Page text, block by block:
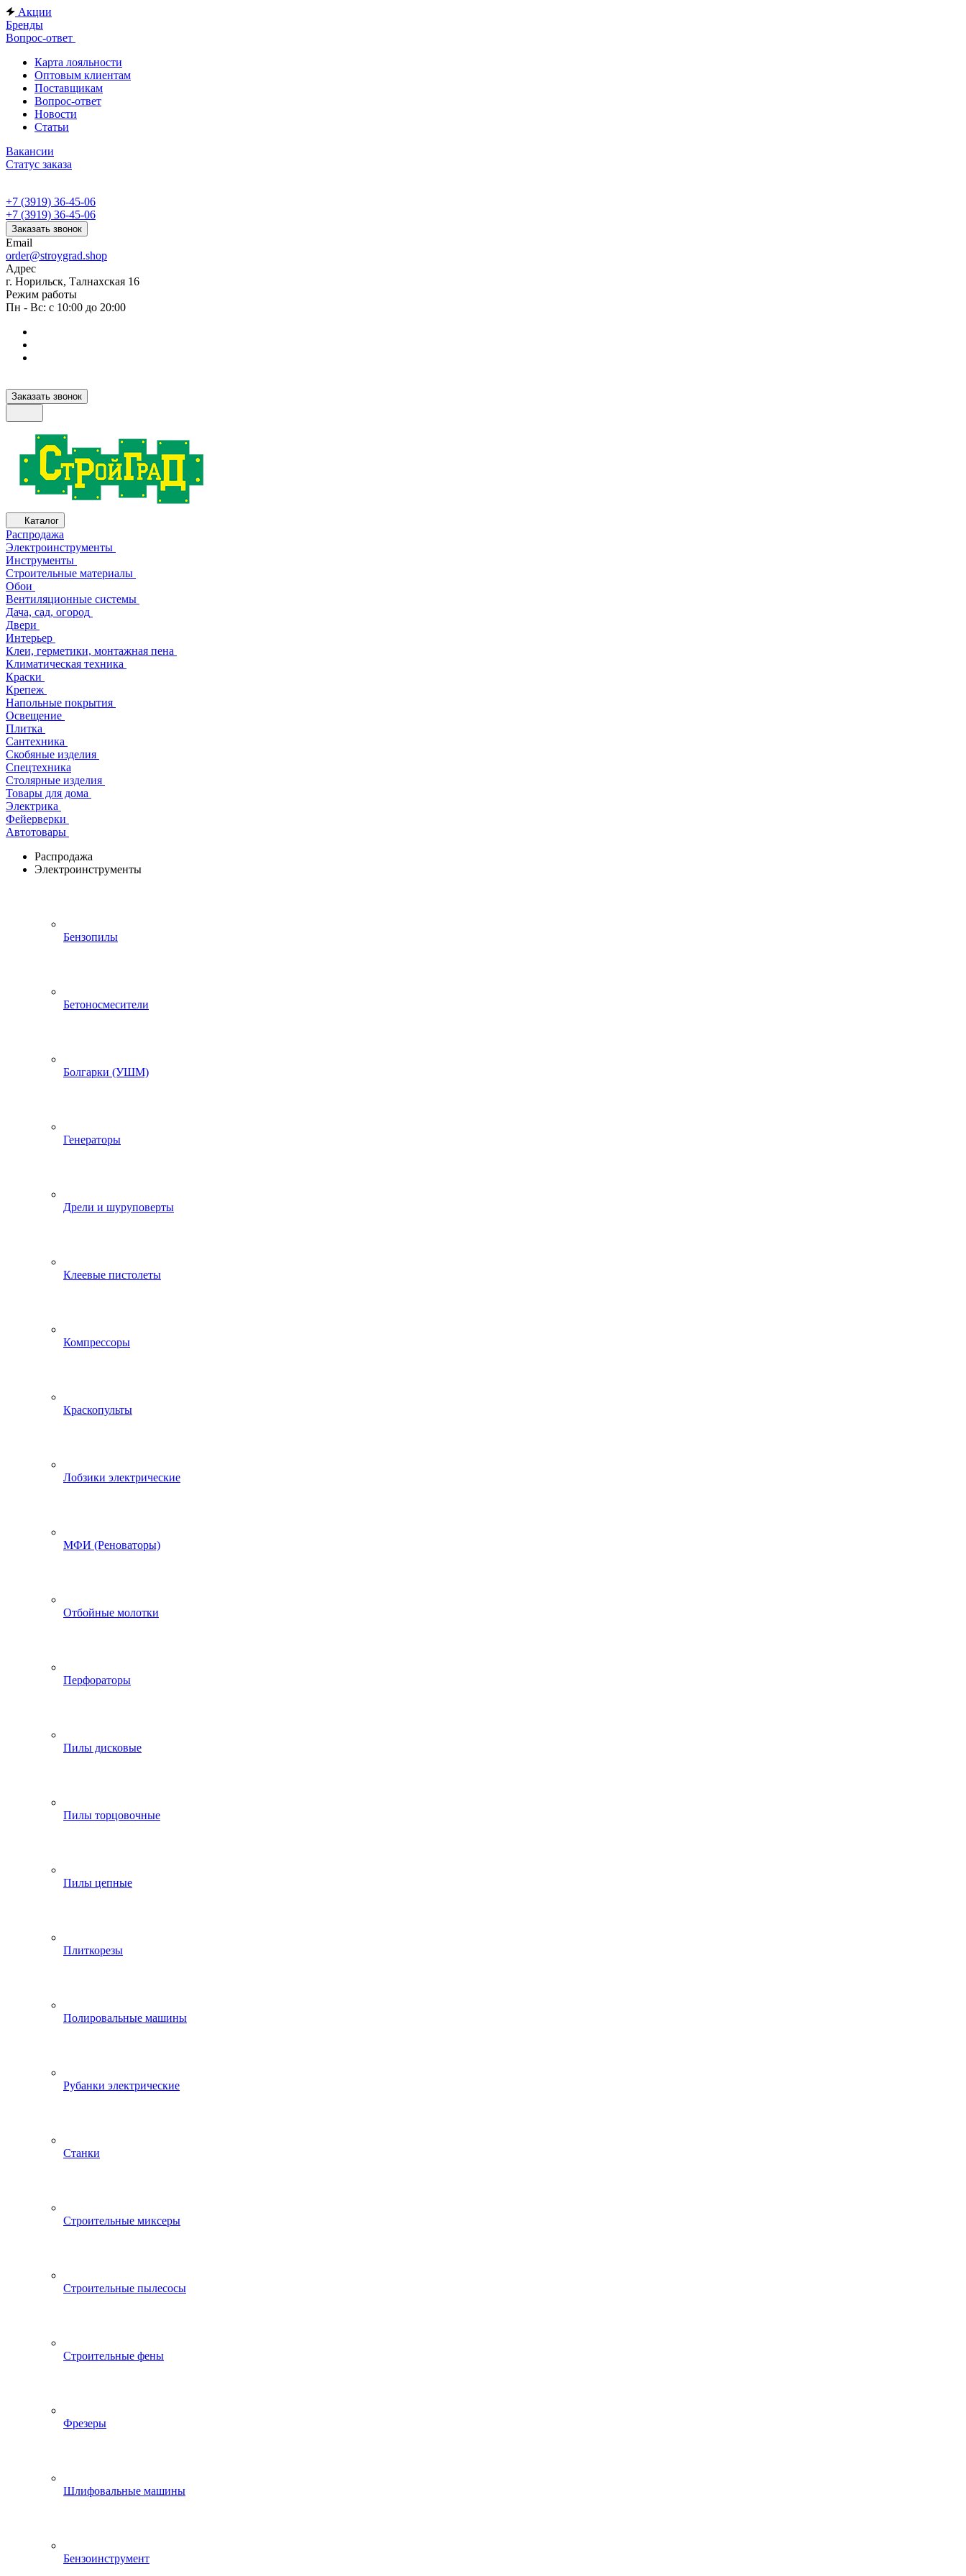
Акции
Бренды
Вопрос-ответ
Карта лояльности
Оптовым клиентам
Поставщикам
Вопрос-ответ
Новости
Статьи
Вакансии
Статус заказа
+7 (3919) 36-45-06
+7 (3919) 36-45-06
Заказать звонок
Email
order@stroygrad.shop
Адрес
г. Норильск, Талнахская 16
Режим работы
Пн - Вс: с 10:00 до 20:00
Заказать звонок
Каталог
Распродажа
Электроинструменты
Инструменты
Строительные материалы
Обои
Вентиляционные системы
Дача, сад, огород
Двери
Интерьер
Клеи, герметики, монтажная пена
Климатическая техника
Краски
Крепеж
Напольные покрытия
Освещение
Плитка
Сантехника
Скобяные изделия
Спецтехника
Столярные изделия
Товары для дома
Электрика
Фейерверки
Автотовары
Распродажа
Электроинструменты
Бензопилы
Бетоносмесители
Болгарки (УШМ)
Генераторы
Дрели и шуруповерты
Клеевые пистолеты
Компрессоры
Краскопульты
Лобзики электрические
МФИ (Реноваторы)
Отбойные молотки
Перфораторы
Пилы дисковые
Пилы торцовочные
Пилы цепные
Плиткорезы
Полировальные машины
Рубанки электрические
Станки
Строительные миксеры
Строительные пылесосы
Строительные фены
Фрезеры
Шлифовальные машины
Бензоинструмент